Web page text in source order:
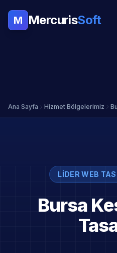
M MercurisSoft
Ana Sayfa Hizmet Bölgelerimiz
LIDER WEB
Bursa